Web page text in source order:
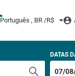
Português , BR /R$
DATAS